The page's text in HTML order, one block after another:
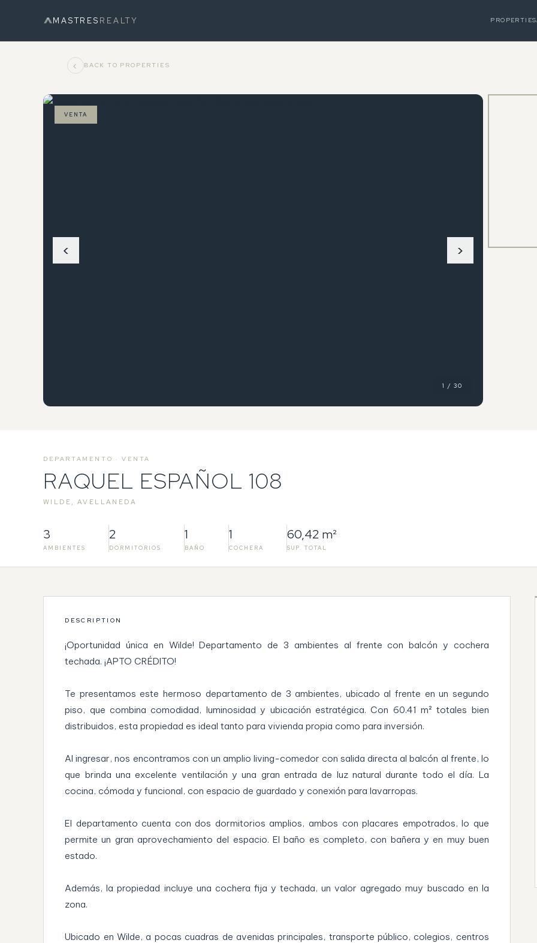
MASTRES REALTY PROPERTIES
‹ BACK TO PROPERTIES
‹ ›
VENTA
1 / 30
DEPARTAMENTO · VENTA
RAQUEL ESPAÑOL 108
WILDE, AVELLANEDA
3
AMBIENTES
2
DORMITORIOS
1
BAÑO
1
COCHERA
60,42 m²
SUP. TOTAL
DESCRIPTION
¡Oportunidad única en Wilde! Departamento de 3 ambientes al frente con balcón y cochera
techada. ¡APTO CRÉDITO!
Te presentamos este hermoso departamento de 3 ambientes, ubicado al frente en un segundo
piso, que combina comodidad, luminosidad y ubicación estratégica. Con 60.41 m² totales bien
distribuidos, esta propiedad es ideal tanto para vivienda propia como para inversión.
Al ingresar, nos encontramos con un amplio living-comedor con salida directa al balcón al frente, lo
que brinda una excelente ventilación y una gran entrada de luz natural durante todo el día. La
cocina, cómoda y funcional, con espacio de guardado y conexión para lavarropas.
El departamento cuenta con dos dormitorios amplios, ambos con placares empotrados, lo que
permite un gran aprovechamiento del espacio. El baño es completo, con bañera y en muy buen
estado.
Además, la propiedad incluye una cochera fija y techada, un valor agregado muy buscado en la
zona.
Ubicado en Wilde, a pocas cuadras de avenidas principales, transporte público, colegios, centros